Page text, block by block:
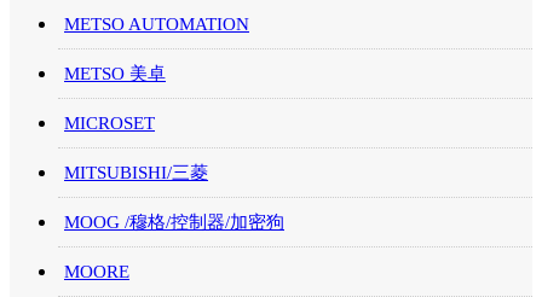
METSO AUTOMATION
METSO 美卓
MICROSET
MITSUBISHI/三菱
MOOG /穆格/控制器/加密狗
MOORE